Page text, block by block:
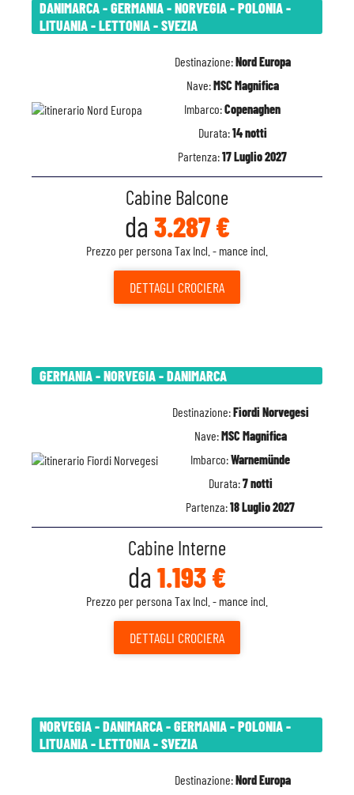
DANIMARCA - GERMANIA - NORVEGIA - POLONIA -
LITUANIA - LETTONIA - SVEZIA
Destinazione:Nord Europa
Nave:MSC Magnifica
Imbarco:Copenaghen
Durata:14 notti
Partenza:17 Luglio 2027
Cabine Balcone
da 3.287 €
Prezzo per persona Tax Incl. - mance incl.
DETTAGLI CROCIERA
GERMANIA - NORVEGIA - DANIMARCA
Destinazione:Fiordi Norvegesi
Nave:MSC Magnifica
Imbarco:Warnemünde
Durata:7 notti
Partenza:18 Luglio 2027
Cabine Interne
da 1.193 €
Prezzo per persona Tax Incl. - mance incl.
DETTAGLI CROCIERA
NORVEGIA - DANIMARCA - GERMANIA - POLONIA -
LITUANIA - LETTONIA - SVEZIA
Destinazione:Nord Europa